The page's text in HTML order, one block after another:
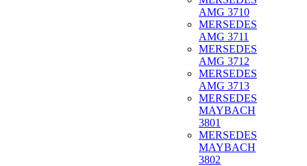
AMG 3710
MERSEDES
AMG 3711
MERSEDES
AMG 3712
MERSEDES
AMG 3713
MERSEDES
MAYBACH
3801
MERSEDES
MAYBACH
3802